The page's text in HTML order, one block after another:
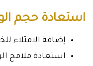
استعادة حجم
إضافة الامتلاء
استعادة ملامح